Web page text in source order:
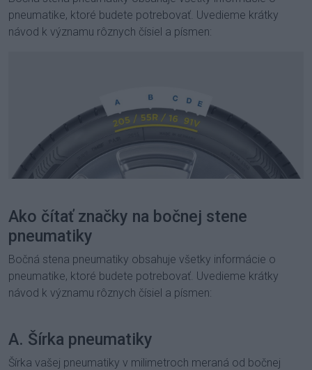
pneumatike, ktoré budete potrebovať. Uvedieme krátky
návod k významu rôznych čísiel a písmen:
Ako čítať značky na bočnej stene
pneumatiky
Bočná stena pneumatiky obsahuje všetky informácie o
pneumatike, ktoré budete potrebovať. Uvedieme krátky
návod k významu rôznych čísiel a písmen:
A. Šírka pneumatiky
Šírka vašej pneumatiky v milimetroch meraná od bočnej